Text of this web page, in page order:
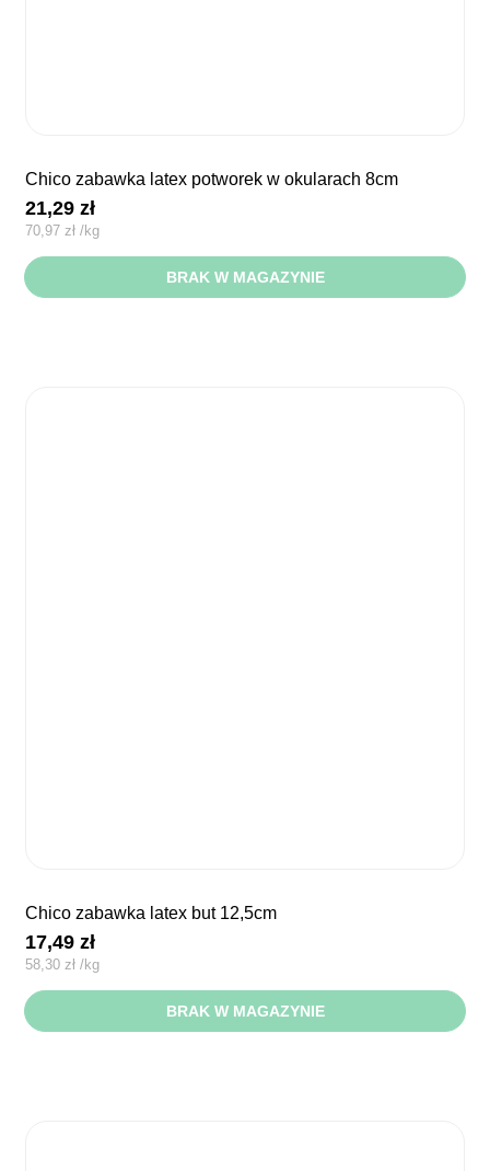
chico zabawka latex potworek w okularach 8cm
21,29zł
70,97 zł /kg
BRAK W MAGAZYNIE
chico zabawka latex but 12,5cm
17,49zł
58,30 zł /kg
BRAK W MAGAZYNIE